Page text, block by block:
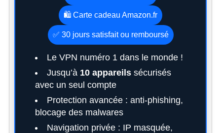
🛍️ Carte cadeau Amazon.fr
✅ 30 jours satisfait ou remboursé
Le VPN numéro 1 dans le monde !
Jusqu’à 10 appareilssécurisés
avec un seul compte
Protection avancée : anti-phishing,
blocage des malwares
Navigation privée : IP masquée,